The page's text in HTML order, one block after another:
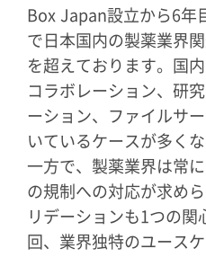
Box Japan設立から6年
で日本国内の製薬業界
を超えております。国
コラボレーション、研
ーション、ファイルサ
いているケースが多くな
一方で、製薬業界は常
の規制への対応が求め
リデーションも1つの
回、業界独特のユース